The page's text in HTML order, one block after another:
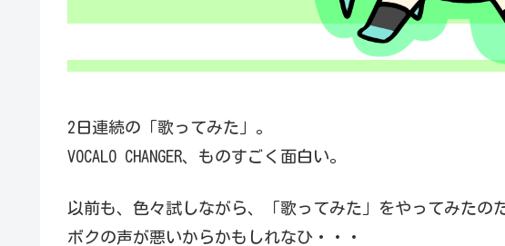
2日連続の「歌ってみた」。
VOCALO CHANGER、ものすごく面白い。
以前も、色々試しながら、「歌ってみた」をやってみたの
ボクの声が悪いからかもしれなひ・・・